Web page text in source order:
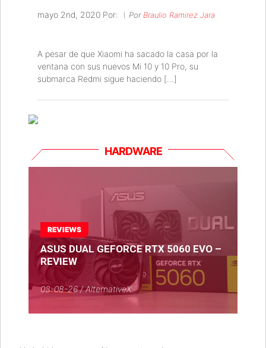
mayo 2nd, 2020 Por: PorBraulio Ramirez Jara
A pesar de que Xiaomi ha sacado la casa por la
ventana con sus nuevos Mi 10 y 10 Pro, su
submarca Redmi sigue haciendo […]
HARDWARE
REVIEWS
ASUS DUAL GEFORCE RTX 5060 EVO –
REVIEW
03-08-26 / AlternativeX